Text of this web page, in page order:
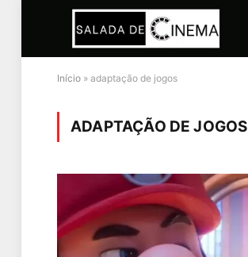
Início » adaptação de jogos
ADAPTAÇÃO DE JOGOS